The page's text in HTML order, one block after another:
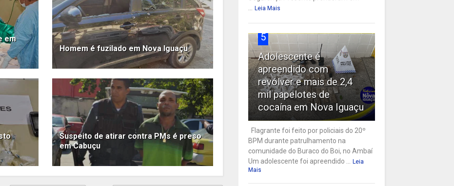
em
Homem é fuzilado em Nova Iguaçu
Suspeito de atirar contra PMs é preso
em Cabuçu
Leia Mais
5
Adolescente é
apreendido com
revólver e mais de 2,4
mil papelotes de
cocaína em Nova Iguaçu
Flagrante foi feito por policiais do 20º
BPM durante patrulhamento na
comunidade do Buraco do Boi, no Ambaí
Um adolescente foi apreendido ...
Leia
Mais